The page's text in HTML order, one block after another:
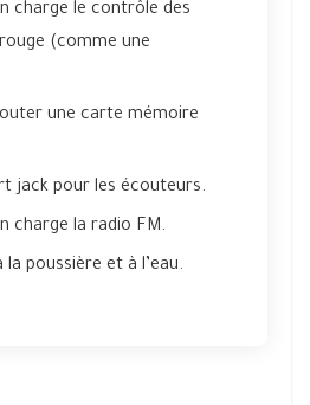
charge le contrôle des
(comme une
une carte mémoire
jack pour les écouteurs.
charge la radio FM.
poussière et à l’eau.